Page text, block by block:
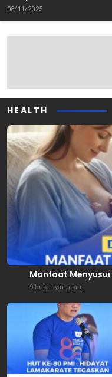
08/11/2025
HEALTH
Manfaat
9 bulan yang lalu